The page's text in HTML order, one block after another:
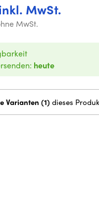
MwSt.
MwSt.
heute
Andere Varianten (1) dieses